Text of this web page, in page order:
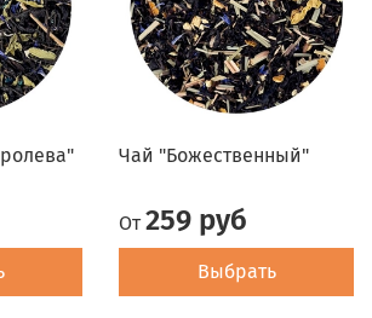
Чай "Божественный"
От 259 руб
Выбрать